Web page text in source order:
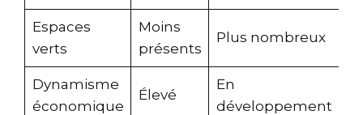
Espaces
verts
Moins
présents
Plus nombreux
Dynamisme
économique
Élevé
En
développement